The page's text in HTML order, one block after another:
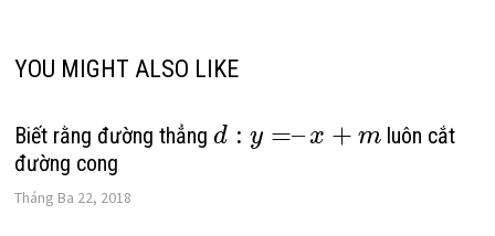
YOU MIGHT ALSO LIKE
Biết rằng đường thẳng d : y =– x + m luôn cắt
đường cong
Tháng Ba 22, 2018